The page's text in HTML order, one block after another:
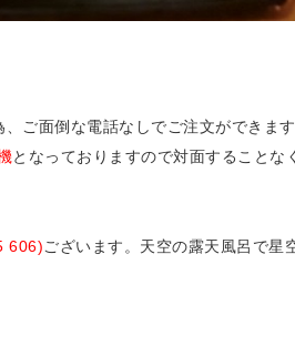
、ご面倒な電話なしでご注文ができま
となっておりますので対面することな
606)ございます。天空の露天風呂で星